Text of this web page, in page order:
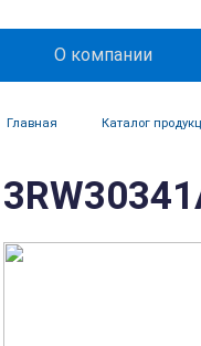
О компании
Главная Каталог